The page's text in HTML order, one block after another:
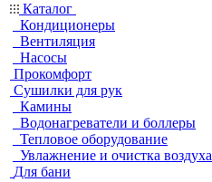
Каталог
Кондиционеры
Вентиляция
Насосы
Прокомфорт
Сушилки для рук
Камины
Водонагреватели и боллеры
Тепловое оборудование
Увлажнение и очистка воздуха
Для бани